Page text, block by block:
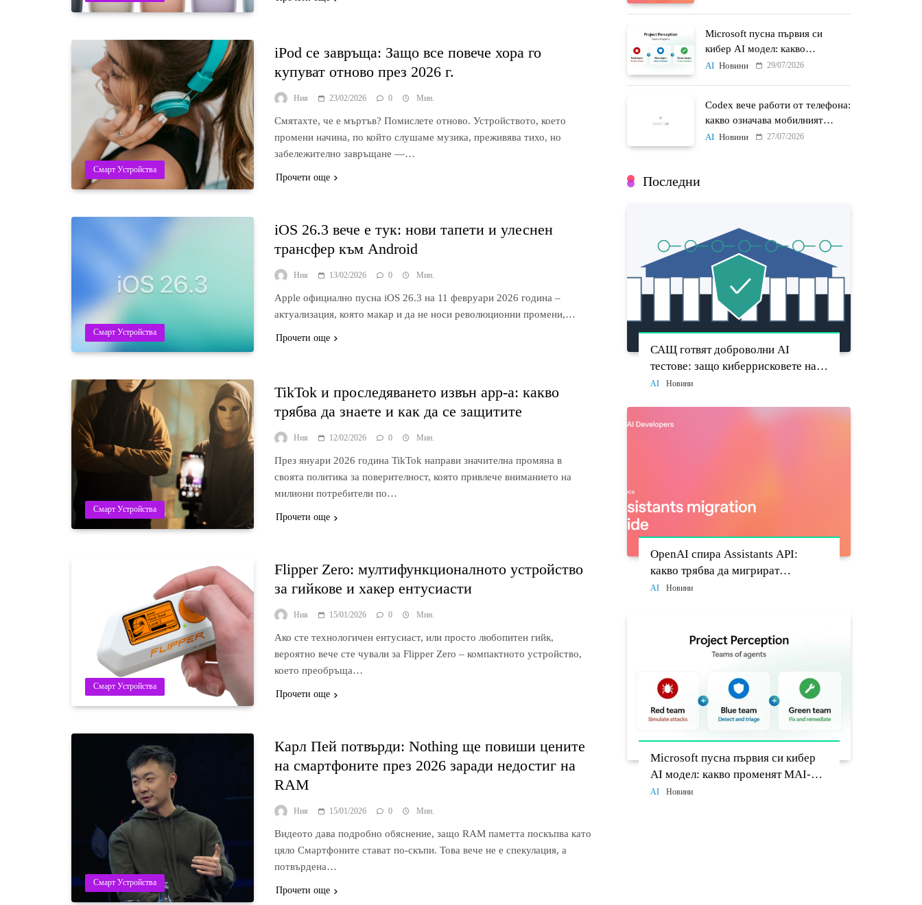
Смарт Устройства
iPod се завръща: Защо все повече хора го
купуват отново през 2026 г.
Ния 23/02/2026 0 Мин.
Смятахте, че е мъртъв? Помислете отново. Устройството, което
промени начина, по който слушаме музика, преживява тихо, но
забележително завръщане —…
Прочети още
Смарт Устройства
iOS 26.3 вече е тук: нови тапети и улеснен
трансфер към Android
Ния 13/02/2026 0 Мин.
Apple официално пусна iOS 26.3 на 11 февруари 2026 година –
актуализация, която макар и да не носи революционни промени,…
Прочети още
Смарт Устройства
TikTok и проследяването извън app-а: какво
трябва да знаете и как да се защитите
Ния 12/02/2026 0 Мин.
През януари 2026 година TikTok направи значителна промяна в
своята политика за поверителност, която привлече вниманието на
милиони потребители по…
Прочети още
Смарт Устройства
Flipper Zero: мултифункционалното устройство
за гийкове и хакер ентусиасти
Ния 15/01/2026 0 Мин.
Ако сте технологичен ентусиаст, или просто любопитен гийк,
вероятно вече сте чували за Flipper Zero – компактното устройство,
което преобръща…
Прочети още
Смарт Устройства
Карл Пей потвърди: Nothing ще повиши цените
на смартфоните през 2026 заради недостиг на
RAM
Ния 15/01/2026 0 Мин.
Видеото дава подробно обяснение, защо RAM паметта поскъпва като
цяло Смартфоните стават по-скъпи. Това вече не е спекулация, а
потвърдена…
Прочети още
Microsoft пусна първия си
кибер AI модел: какво
променят MAI-Cyber-1-Flash и
AI Новини 29/07/2026
Codex вече работи от телефона:
какво означава мобилният
достъп до AI агенти
AI Новини 27/07/2026
Последни
САЩ готвят доброволни AI
тестове: защо киберрисковете на
моделите стават политически
AI Новини
OpenAI спира Assistants API:
какво трябва да мигрират
разработчиците до 26 август
AI Новини
Microsoft пусна първия си кибер
AI модел: какво променят MAI-
Cyber-1-Flash и Project Perception
AI Новини